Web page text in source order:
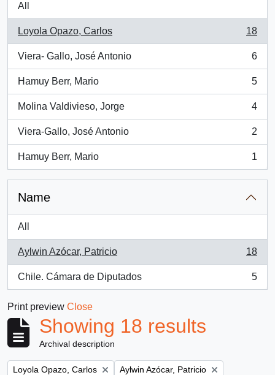
All
Loyola Opazo, Carlos
, 18 results
18
Viera- Gallo, José Antonio
, 6 results
6
Hamuy Berr, Mario
, 5 results
5
Molina Valdivieso, Jorge
, 4 results
4
Viera-Gallo, José Antonio
, 2 results
2
Hamuy Berr, Mario
, 1 results
1
Name
All
Aylwin Azócar, Patricio
, 18 results
18
Chile. Cámara de Diputados
, 5 results
5
Print preview Close
Showing 18 results
Archival description
Remove filter:
Loyola Opazo, Carlos Remove filter:
Aylwin Azócar, Patricio